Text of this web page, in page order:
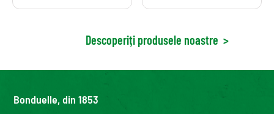
Descoperiți produsele noastre >
Bonduelle, din 1853